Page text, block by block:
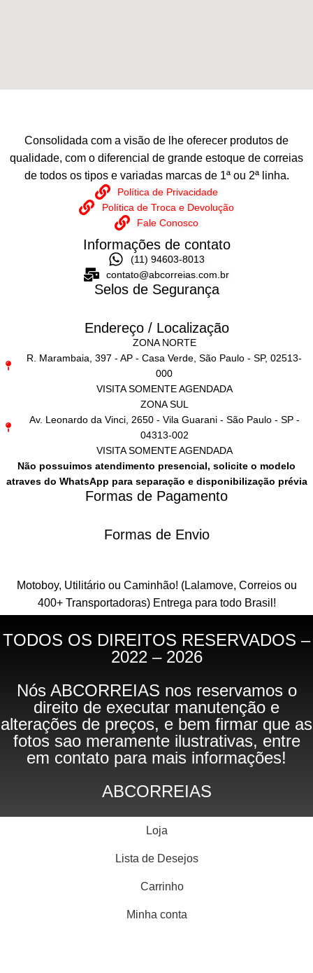
Consolidada com a visão de lhe oferecer produtos de
qualidade, com o diferencial de grande estoque de correias
de todos os tipos e variadas marcas de 1ª ou 2ª linha.
Política de Privacidade
Política de Troca e Devolução
Fale Conosco
Informações de contato
(11) 94603-8013
contato@abcorreias.com.br
Selos de Segurança
Endereço / Localização
ZONA NORTE
R. Marambaia, 397 - AP - Casa Verde, São Paulo - SP, 02513-
000
VISITA SOMENTE AGENDADA
ZONA SUL
Av. Leonardo da Vinci, 2650 - Vila Guarani - São Paulo - SP -
04313-002
VISITA SOMENTE AGENDADA
Não possuimos atendimento presencial, solicite o modelo
atraves do WhatsApp para separação e disponibilização prévia
Formas de Pagamento
Formas de Envio
Motoboy, Utilitário ou Caminhão! (Lalamove, Correios ou
400+ Transportadoras) Entrega para todo Brasil!
TODOS OS DIREITOS RESERVADOS –
2022 – 2026
Nós ABCORREIAS nos reservamos o
direito de executar manutenção e
alterações de preços, e bem firmar que as
fotos sao meramente ilustrativas, entre
em contato para mais informações!
ABCORREIAS
Loja
Lista de Desejos
Carrinho
Minha conta